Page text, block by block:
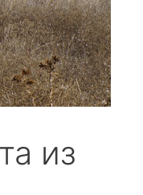
из